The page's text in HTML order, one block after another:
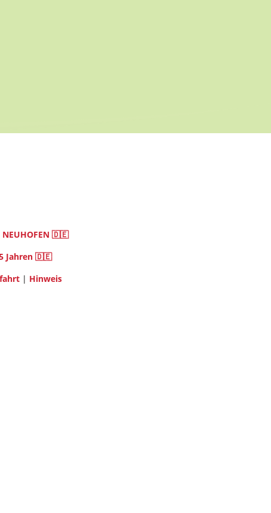
NEUHOFEN 🇩🇪
Jahren 🇩🇪
| Hinweis